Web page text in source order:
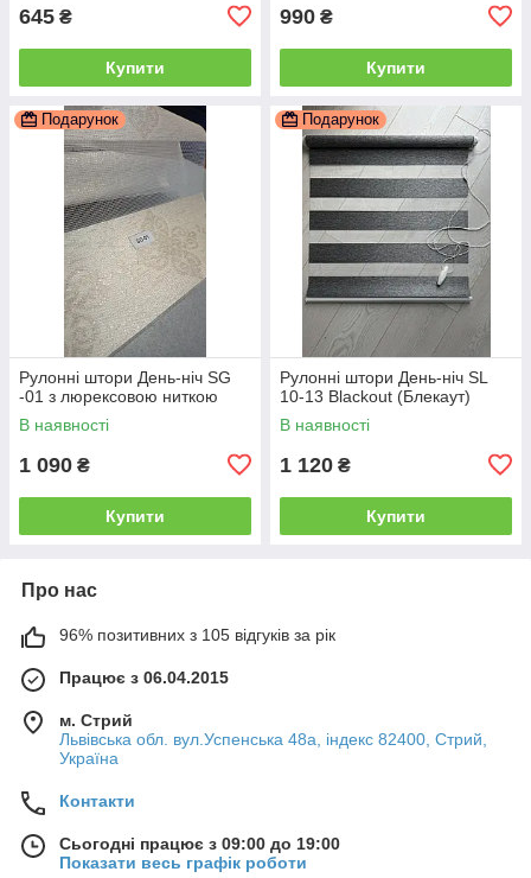
645 ₴
Купити
990 ₴
Купити
Подарунок
Рулонні штори День-ніч SG
-01 з люрексовою ниткою
В наявності
1 090 ₴
Купити
Подарунок
Рулонні штори День-ніч SL
10-13 Blackout (Блекаут)
В наявності
1 120 ₴
Купити
Про нас
96% позитивних з 105 відгуків за рік
Працює з 06.04.2015
м. Стрий
Львівська обл. вул.Успенська 48а, індекс 82400, Стрий,
Україна
Контакти
Сьогодні працює з 09:00 до 19:00
Показати весь графік роботи